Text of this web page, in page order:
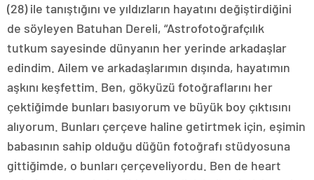
(28) ile tanıştığını ve yıldızların hayatını değiştirdiğini
de söyleyen Batuhan Dereli, “Astrofotoğrafçılık
tutkum sayesinde dünyanın her yerinde arkadaşlar
edindim. Ailem ve arkadaşlarımın dışında, hayatımın
aşkını keşfettim. Ben, gökyüzü fotoğraflarını her
çektiğimde bunları basıyorum ve büyük boy çıktısını
alıyorum. Bunları çerçeve haline getirtmek için, eşimin
babasının sahip olduğu düğün fotoğrafı stüdyosuna
gittiğimde, o bunları çerçeveliyordu. Ben de heart